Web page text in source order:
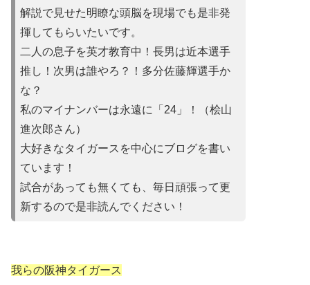
解説で見せた明瞭な頭脳を現場でも是非発
揮してもらいたいです。
二人の息子を英才教育中！長男は近本選手
推し！次男は誰やろ？！多分佐藤輝選手か
な？
私のマイナンバーは永遠に「24」！（桧山
進次郎さん）
大好きなタイガースを中心にブログを書い
ています！
試合があって も無くても、毎日頑張って更
新するので是非読んでください！
我らの阪神タイガース